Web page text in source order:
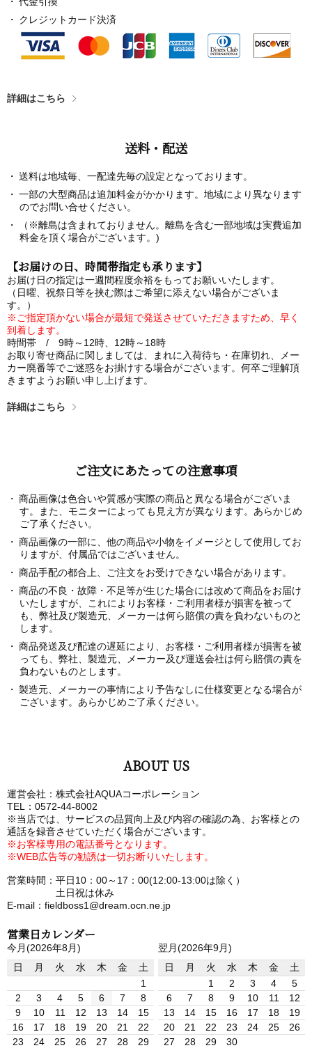
クレジットカード決済
詳細はこちら
送料・配送
送料は地域毎、一配達先毎の設定となっております。
一部の大型商品は追加料金がかかります。地域により異なります
のでお問い合せください。
（※離島は含まれておりません。離島を含む一部地域は実費追加
料金を頂く場合がございます。)
【お届けの日、時間帯指定も承ります】
お届け日の指定は一週間程度余裕をもってお願いいたします。
（日曜、祝祭日等を挟む際はご希望に添えない場合がございま
す。）
※ご指定頂かない場合が最短で発送させていただきますため、早く
到着します。
時間帯 / 9時～12時、12時～18時
お取り寄せ商品に関しましては、まれに入荷待ち・在庫切れ、メー
カー廃番等でご迷惑をお掛けする場合がございます。何卒ご理解頂
きますようお願い申し上げます。
詳細はこちら
ご注文にあたっての注意事項
商品画像は色合いや質感が実際の商品と異なる場合がございま
す。また、モニターによっても見え方が異なります。あらかじめ
ご了承ください。
商品画像の一部に、他の商品や小物をイメージとして使用してお
りますが、付属品ではございません。
商品手配の都合上、ご注文をお受けできない場合があります。
商品の不良・故障・不足等が生じた場合には改めて商品をお届け
いたしますが、これによりお客様・ご利用者様が損害を被って
も、弊社及び製造元、メーカーは何ら賠償の責を負わないものと
します。
商品発送及び配達の遅延により、お客様・ご利用者様が損害を被
っても、弊社、製造元、メーカー及び運送会社は何ら賠償の責を
負わないものとします。
製造元、メーカーの事情により予告なしに仕様変更となる場合が
ございます。あらかじめご了承ください。
ABOUT US
運営会社：株式会社AQUAコーポレーション
TEL：0572-44-8002
※当店では、サービスの品質向上及び内容の確認の為、お客様との
通話を録音させていただく場合がございます。
※お客様専用の電話番号となります。
※WEB広告等の勧誘は一切お断りいたします。
営業時間：平日10：00～17：00(12:00-13:00は除く）
土日祝は休み
E-mail：fieldboss1@dream.ocn.ne.jp
営業日カレンダー
今月(2026年8月)
日
月 火 水 木 金
土
1
2
3 4 5 6 7
8
9
10 11 12 13 14
15
16
17 18 19 20 21
22
23
24 25 26 27 28
29
翌月(2026年9月)
日
月 火 水 木 金
土
1
2 3 4
5
6
7 8 9 10 11
12
13
14 15 16 17 18
19
20
21 22 23 24 25
26
27
28 29 30